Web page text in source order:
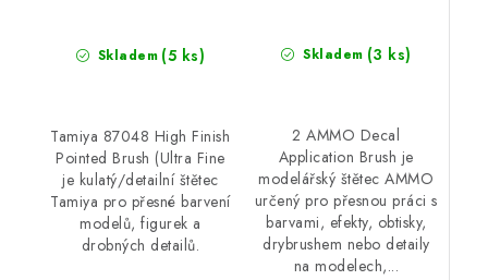
Skladem (5 ks)
Tamiya 87048 High Finish
Pointed Brush (Ultra Fine
je kulatý/detailní štětec
Tamiya pro přesné barvení
modelů, figurek a
drobných detailů.
Skladem (3 ks)
2 AMMO Decal
Application Brush je
modelářský štětec AMMO
určený pro přesnou práci s
barvami, efekty, obtisky,
drybrushem nebo detaily
na modelech,...